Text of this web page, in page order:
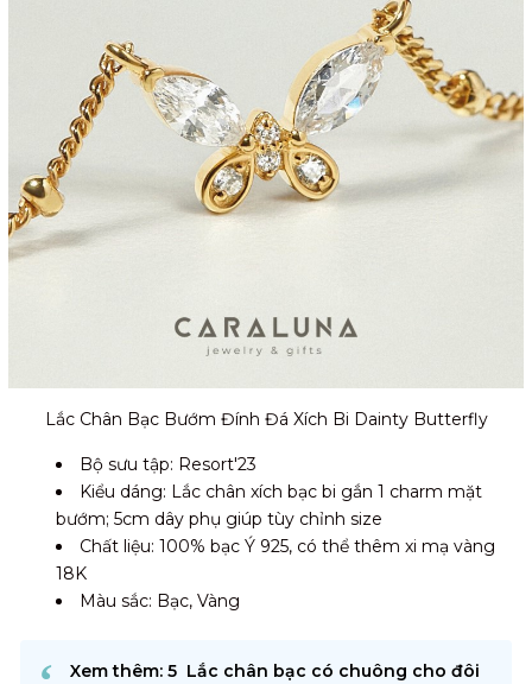
Lắc Chân Bạc Bướm Đính Đá Xích Bi Dainty Butterfly
Bộ sưu tập: Resort'23
Kiểu dáng: Lắc chân xích bạc bi gắn 1 charm mặt
bướm; 5cm dây phụ giúp tùy chỉnh size
Chất liệu: 100% bạc Ý 925, có thể thêm xi mạ vàng
18K
Màu sắc: Bạc, Vàng
Xem thêm: 5 Lắc chân bạc có chuông cho đôi